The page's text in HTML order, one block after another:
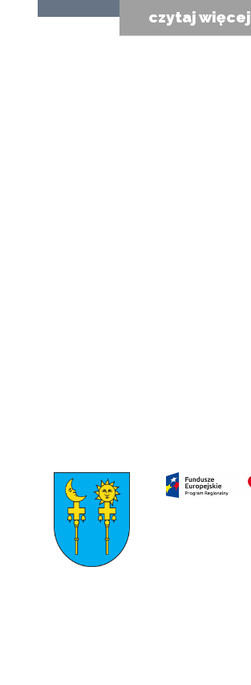
czytaj więcej